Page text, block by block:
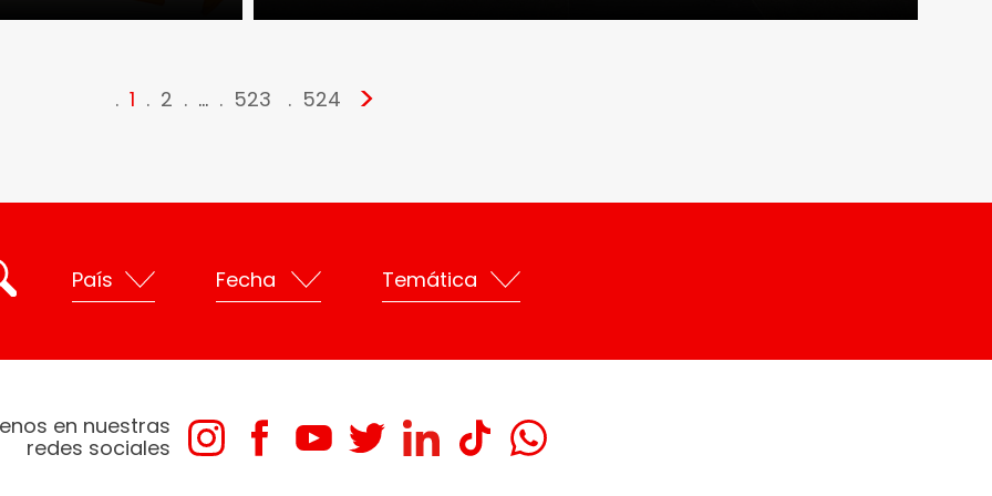
1 2 … 523 524 >
en nuestras
redes sociales